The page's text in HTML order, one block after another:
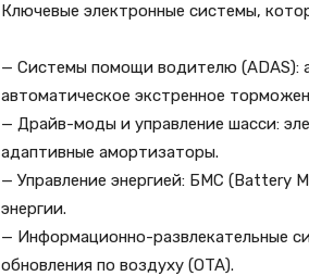
Ключевые электронные системы,
— Системы помощи водителю (ADAS):
автоматическое экстренное
— Драйв-моды и управление шасси:
адаптивные амортизаторы.
— Управление энергией: БМС (Battery
энергии.
— Информационно-развлекательные
обновления по воздуху (OTA).